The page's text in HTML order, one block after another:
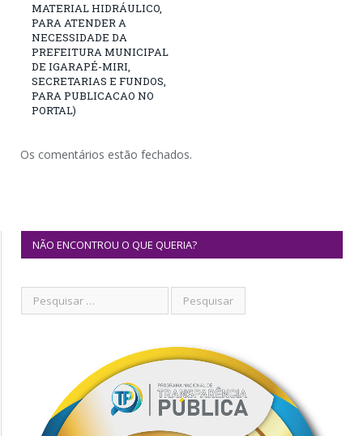
MATERIAL HIDRÁULICO,
PARA ATENDER A
NECESSIDADE DA
PREFEITURA MUNICIPAL
DE IGARAPÉ-MIRI,
SECRETARIAS E FUNDOS,
PARA PUBLICACAO NO
PORTAL)
Os comentários estão fechados.
NÃO ENCONTROU O QUE QUERIA?